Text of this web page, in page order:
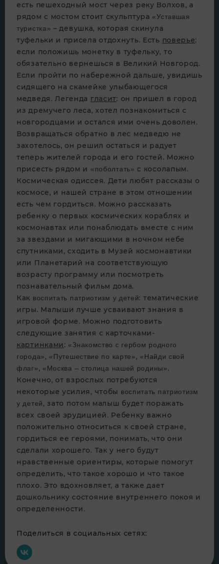
есть пешеходный мост через реку Волхов, а
рядом с мостом стоит скульптура «Уставшая
туристка» – девушка, которая скинула
туфельки и присела отдохнуть. Есть поверье:
если положишь монетку в туфельку, то
обязательно вернешься в Великий Новгород.
Если пройти по набережной дальше, увидишь
сидящего на скамейке улыбающегося
медведя. Легенда гласит: он пришел в город
из дремучего леса, хотел познакомиться с
новгородцами и остался ими очень доволен.
Возвращаться обратно в лес медведю не
захотелось, он решил остаться и радует
теперь жителей города и его гостей. Можно
присесть рядом и «поболтать» с косолапым.
Космическая одиссея. Дети любят рассказы о
космосе, и нашей стране в этом отношении
есть чем гордиться. Можно рассказать
ребенку о первых космических кораблях и
космонавтах или понаблюдать вместе с ним
за звездами и мигающими в ночном небе
спутниками, сходить в Музей космонавтики
или Планетарий на соответствующую
возрасту программу или посмотреть
познавательный фильм дома.
Как воспитать патриотизм у детей: тематические
игры. Малыши лучше усваивают знания в
игровой форме. Можно подготовить
следующие занятия с карточками-
картинками : «Знакомство с гербом родного
города», «Путешествие по карте», «Найди свой
флаг», «Москва – столица нашей родины».
Конечно, от взрослых потребуются
некоторые усилия, чтобы воспитать патриотизм
у детей, зато потом малыш будет поражать
всех своей эрудицией. Ребенку важно
положительно относиться к своей стране,
гордиться ее героями, понимать, что они
сделали хорошего. Так у него будут
нравственные ориентиры, которые помогут
определить, что такое хорошо и что такое
плохо. Это вдохновляет, а также дает
дошкольнику состояние внутреннего покоя и
определенности.
Поделиться в социальных сетях: